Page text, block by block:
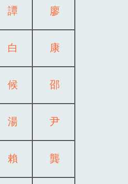
譚 廖
白 康
候 邵
湯 尹
賴 龔